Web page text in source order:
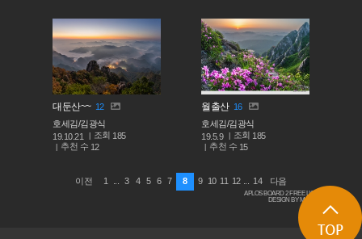
대둔산~~ 12
호세김/김광식
19.10.21
조회 185
추천 수 12
월출산 16
호세김/김광식
19.5.9
조회 185
추천 수 15
이전 1 3 4 5 6 7 8 9 10 11 12 14 다음
APLOS BOARD 2 FREE LICENSE
DESIGN BY MACARON
TOP